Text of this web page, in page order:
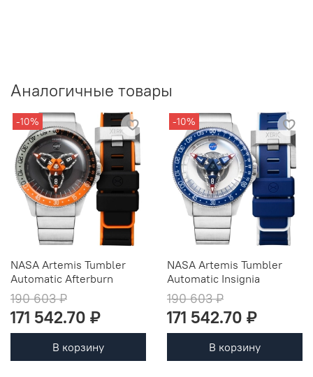
Аналогичные товары
-10%
NASA Artemis Tumbler
Automatic Afterburn
190 603 ₽
171 542.70 ₽
В корзину
-10%
NASA Artemis Tumbler
Automatic Insignia
190 603 ₽
171 542.70 ₽
В корзину